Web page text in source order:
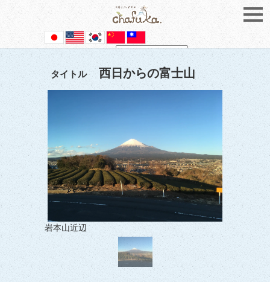
Powered by Translate
タイトル 西日からの富士山
岩本山近辺